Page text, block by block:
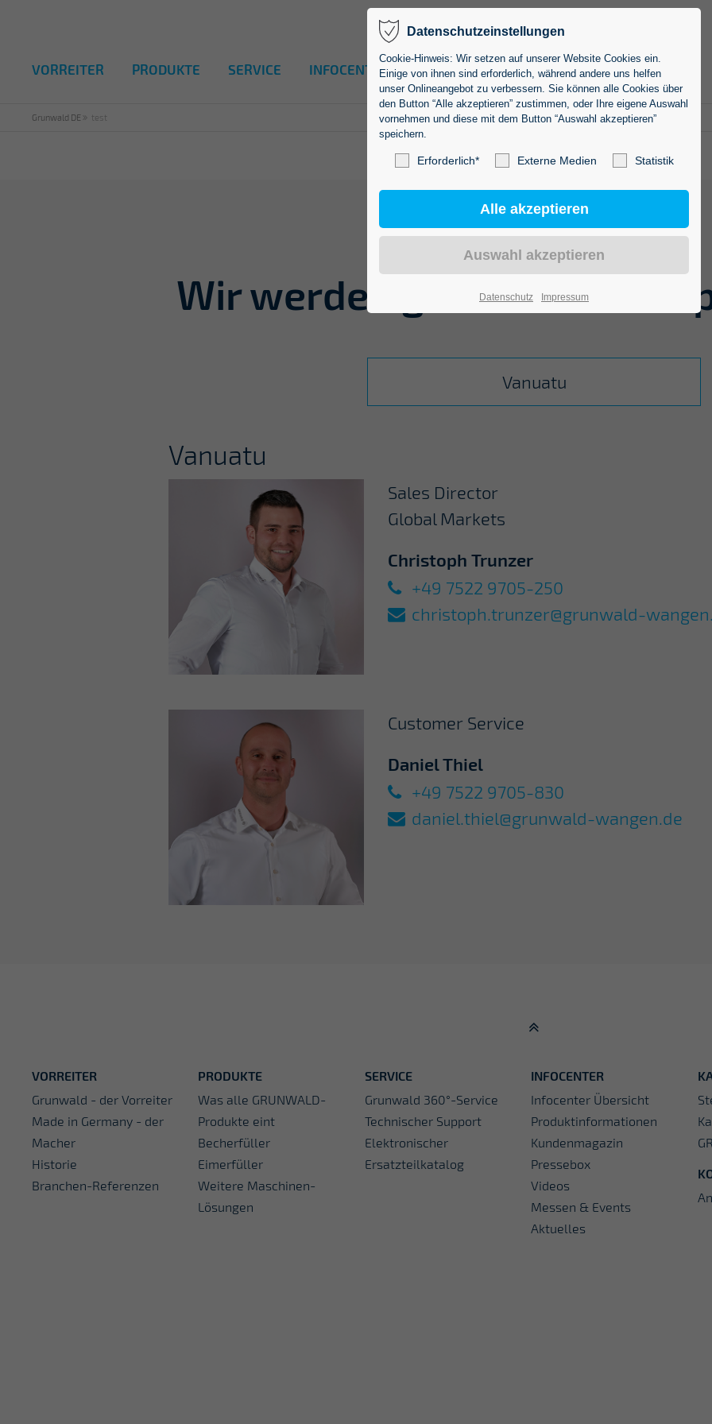
VORREITER PRODUKTE SERVICE INFOCENTER KARRIERE KONTAKT
Grunwald DE test
Wir werden gerneweltweit
Vanuatu
Vanuatu
Sales Director
Global Markets
Christoph Trunzer
+49 7522 9705-250
christoph.trunzer@grunwald-
Customer Service
Daniel Thiel
+49 7522 9705-830
daniel.thiel@grunwald-wangen.de
VORREITER
Grunwald - der Vorreiter
Made in Germany - der
Macher
Historie
Branchen-Referenzen
PRODUKTE
Was alle GRUNWALD-
Produkte eint
Becherfüller
Eimerfüller
Weitere Maschinen-
Lösungen
SERVICE
Grunwald 360°-Service
Technischer Support
Elektronischer
Ersatzteilkatalog
INFOCENTER
Infocenter Übersicht
Produktinformationen
Kundenmagazin
Pressebox
Videos
Messen & Events
Aktuelles
Datenschutzeinstellungen
Cookie-Hinweis: Wir setzen auf unserer Website Cookies ein.
Einige von ihnen sind erforderlich, während andere uns helfen
unser Onlineangebot zu verbessern. Sie können alle Cookies über
den Button “Alle akzeptieren” zustimmen, oder Ihre eigene Auswahl
vornehmen und diese mit dem Button “Auswahl akzeptieren”
speichern.
Erforderlich* Externe Medien Statistik
Datenschutz Impressum